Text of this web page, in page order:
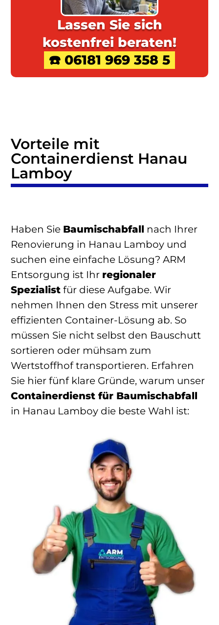
Lassen Sie sich
kostenfrei beraten!
☎️ 06181 969 358 5
Vorteile mit
Containerdienst Hanau
Lamboy
Haben Sie Baumischabfall nach Ihrer
Renovierung in Hanau Lamboy und
suchen eine einfache Lösung? ARM
Entsorgung ist Ihr regionaler
Spezialist für diese Aufgabe. Wir
nehmen Ihnen den Stress mit unserer
effizienten Container-Lösung ab. So
müssen Sie nicht selbst den Bauschutt
sortieren oder mühsam zum
Wertstoffhof transportieren. Erfahren
Sie hier fünf klare Gründe, warum unser
Containerdienst für Baumischabfall
in Hanau Lamboy die beste Wahl ist: